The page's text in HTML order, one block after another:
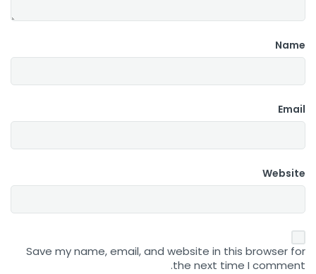
Name
Email
Website
Save my name, email, and website in this browser for
the next time I comment.